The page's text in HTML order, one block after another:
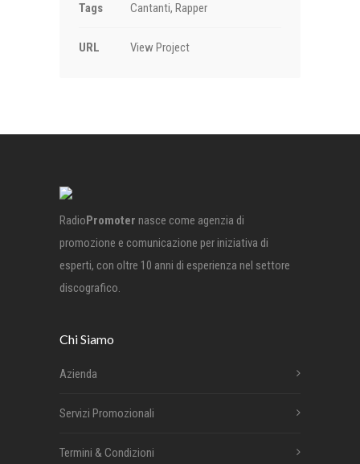
Tags Cantanti, Rapper
URL View Project
RadioPromoter nasce come agenzia di
promozione e comunicazione per iniziativa di
esperti, con oltre 10 anni di esperienza nel settore
discografico.
Chi Siamo
Azienda
Servizi Promozionali
Termini & Condizioni